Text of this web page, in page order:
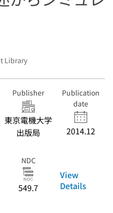
Library
Publisher
東京電機大学
出版局
Publication
date
2014.12
NDC
549.7
View
Details